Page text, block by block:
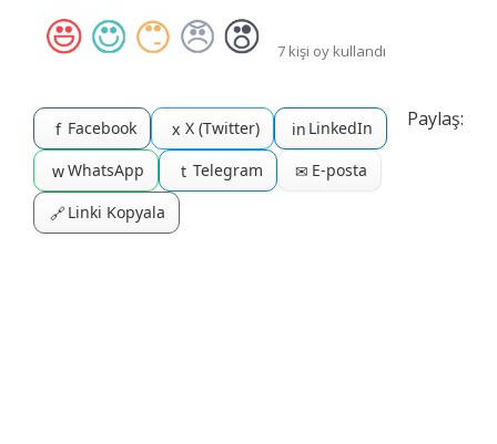
7 kişi oy kullandı
Paylaş:
f Facebook x X (Twitter) in LinkedIn
wWhatsApp t Telegram ✉ E-posta
🔗Linki Kopyala